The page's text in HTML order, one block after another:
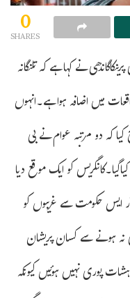
0
SHARES
نے کہا ہے کہ تلنگانہ
میں اضافہ ہوا ہے۔انہوں
کہ دو مرتبہ عوام نے بی
کو ایک موقع دیا
ایس حکومت سے غریبوں کو
نہ ہونے سے کسان پریشان
پوری نہیں ہوئیں کیونکہ